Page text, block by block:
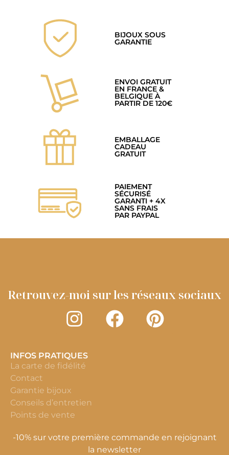
BIJOUX SOUS
GARANTIE
ENVOI GRATUIT
EN FRANCE &
BELGIQUE À
PARTIR DE 120€
EMBALLAGE
CADEAU
GRATUIT
PAIEMENT
SÉCURISÉ
GARANTI + 4X
SANS FRAIS
PAR PAYPAL
Retrouvez-moi sur les réseaux sociaux
INFOS PRATIQUES
La carte de fidélité
Contact
Garantie bijoux
Conseils d’entretien
Points de vente
-10% sur votre première commande en rejoignant
la newsletter